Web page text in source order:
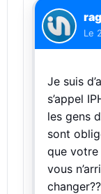
Le
Je suis
s’appel
les gens
sont
que
vous